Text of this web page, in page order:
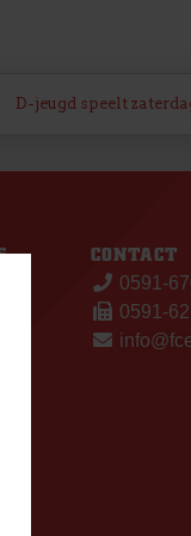
D-jeugd speelt
CONTACT
0591-
0591-